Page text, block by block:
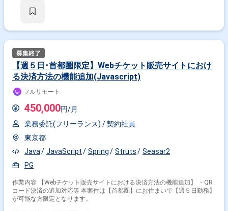
【週５日･首都圏限定】Webチケット販売サイトにおけ
る決済方法の機能追加(Javascript)
フルリモート
450,000円/月
業務委託(フリーランス) /契約社員
東京都
Java
JavaScript Spring Struts
Seasar2
PG
作業内容 【Webチケット販売サイトにおける決済方法の機能追加】 ・QR
コード決済の追加対応等 本案件は【首都圏】にお住まいで【週５日勤務】
が可能な方限定となります。